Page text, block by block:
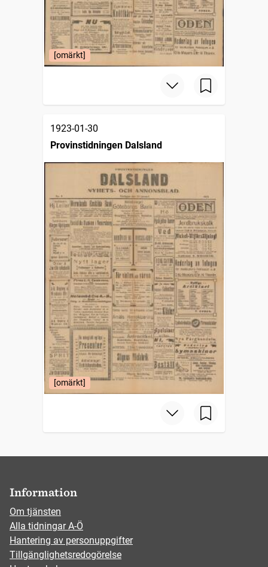
[omärkt]
1923-01-30
Provinstidningen Dalsland
[omärkt]
Information
Om tjänsten
Alla tidningar A-Ö
Hantering av personuppgifter
Tillgänglighetsredogörelse